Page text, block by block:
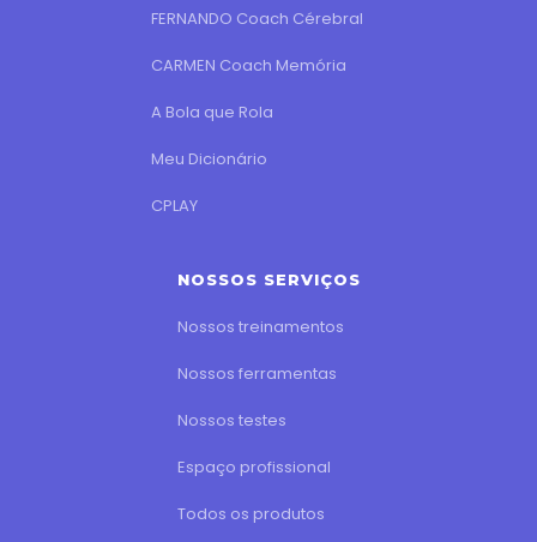
FERNANDO Coach Cérebral
CARMEN Coach Memória
A Bola que Rola
Meu Dicionário
CPLAY
NOSSOS SERVIÇOS
Nossos treinamentos
Nossos ferramentas
Nossos testes
Espaço profissional
Todos os produtos